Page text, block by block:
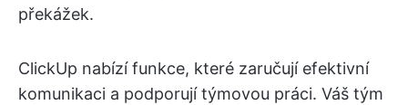
překážek.
ClickUp nabízí funkce, které zaručují efektivní
komunikaci a podporují týmovou práci. Váš tým